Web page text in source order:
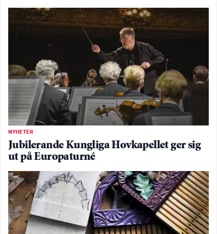
NYHETER
Jubilerande Kungliga Hovkapellet ger sig
ut på Europaturné